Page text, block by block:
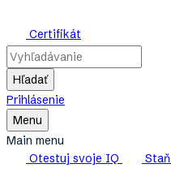
Mensa
Slovensko
Certifikát
Hľadať
Prihlásenie
Toggle
Main
Menu
Menu
Main menu
Otestuj svoje IQ